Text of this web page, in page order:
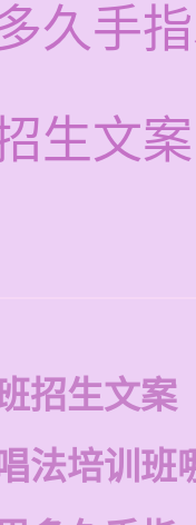
久手
生文案
招生文案
法培训班